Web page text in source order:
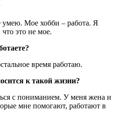
Мое хобби – работа. Я
это не мое.
время работаю.
к такой жизни?
с пониманием. У меня жена и
мне помогают, работают в